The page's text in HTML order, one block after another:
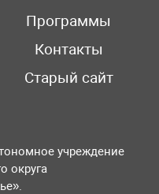
Программы
Контакты
Старый сайт
учреждение
округа